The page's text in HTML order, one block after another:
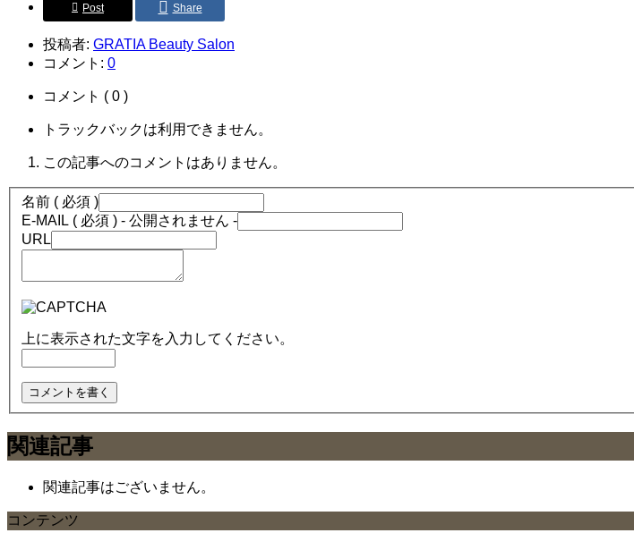
Post Share
投稿者: GRATIA Beauty Salon
コメント: 0
コメント ( 0 )
トラックバックは利用できません。
この記事へのコメントはありません。
名前 ( 必須 )
E-MAIL ( 必須 ) - 公開されません -
URL
上に表示された文字を入力してください。
関連記事
関連記事はございません。
コンテンツ